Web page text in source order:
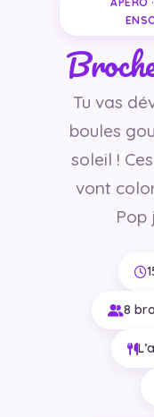
Tu vas
boules
soleil !
vont
Pop
8